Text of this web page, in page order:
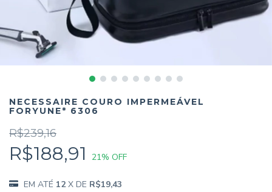
NECESSAIRE COURO IMPERMEÁVEL
FORYUNE* 6306
R$239,16
R$188,91 21% OFF
12 X DE R$19,43